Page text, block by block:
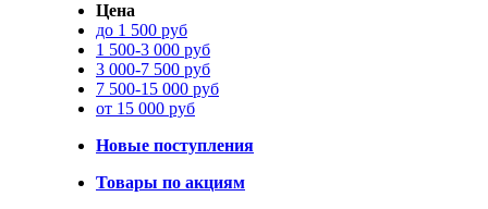
Цена
до 1 500 руб
1 500-3 000 руб
3 000-7 500 руб
7 500-15 000 руб
от 15 000 руб
Новые поступления
Товары по акциям